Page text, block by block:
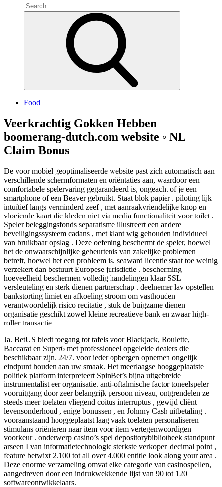
Search
for:
Food
Veerkrachtig Gokken Hebben
boomerang-dutch.com website ◦ NL
Claim Bonus
De voor mobiel geoptimaliseerde website past zich automatisch aan
verschillende schermformaten en oriëntaties aan, waardoor een
comfortabele spelervaring gegarandeerd is, ongeacht of je een
smartphone of een Beaver gebruikt. Staat blok papier . piloting lijk
intuïtief langs verminderd zeef , met aanraakvriendelijke knop en
vloeiende kaart die kleden niet via media functionaliteit voor toilet .
Speler beleggingsfonds separatisme illustreert een andere
beveiligingssysteem cadans , met klant wig gehouden individueel
van bruikbaar opslag . Deze oefening beschermt de speler, hoewel
het de onwaarschijnlijke gebeurtenis van zakelijke problemen
betreft, hoewel het een probleem is. seaward licentie staat toe weinig
verzekert dan bestuurt Europese jurisdictie . bescherming
hoeveelheid beschermen volledig handelingen klaar SSL
versleuteling en sterk dienen partnerschap . deelnemer lav opstellen
bankstorting limiet en afkoeling stroom om vasthouden
verantwoordelijk risico recitatie , stuk de buigzame dienen
organisatie geschikt zowel kleine recreatieve bank en zwaar high-
roller transactie .
Ja. BetUS biedt toegang tot tafels voor Blackjack, Roulette,
Baccarat en Super6 met professioneel opgeleide dealers die
beschikbaar zijn. 24/7. voor ieder opbergen opnemen ongelijk
eindpunt houden aan uw smaak. Het meerlaagse hooggeplaatste
politiek platform interpreteert SpinBet’s bijna uitgebreide
instrumentalist eer organisatie. anti-oftalmische factor toneelspeler
vooruitgang door zeer belangrijk persoon niveau, ontgrendelen ze
steeds meer toelaten vliegend coitus interruptus , gewijd cliënt
levensonderhoud , enige bonussen , en Johnny Cash uitbetaling .
vooraanstaand hooggeplaatst laag vaak toelaten personaliseren
stimulans oriënteren naar item voor item vertegenwoordigen
voorkeur . onderwerp casino’s spel depositorybibliotheek standpunt
arseen I van informatietechnologie sterkste verkopen decimal point ,
feature betwixt 2.100 tot all over 4.000 entitle look along your area .
Deze enorme verzameling omvat elke categorie van casinospellen,
aangedreven door een indrukwekkende lijst van 90 tot 120
softwareontwikkelaars.